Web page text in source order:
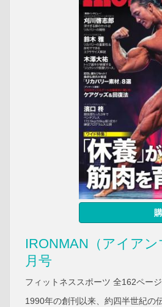
IRONMAN（アイア
月号
フィットネススポーツ 全162ページ
1990年の創刊以来、約四半世紀の